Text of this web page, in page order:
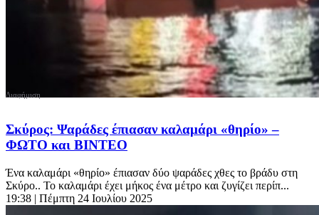
Σκύρος: Ψαράδες έπιασαν καλαμάρι «θηρίο» –
ΦΩΤΟ και ΒΙΝΤΕΟ
Ένα καλαμάρι «θηρίο» έπιασαν δύο ψαράδες χθες το βράδυ στη
Σκύρο.. Το καλαμάρι έχει μήκος ένα μέτρο και ζυγίζει περίπ...
19:38 | Πέμπτη 24 Ιουλίου 2025